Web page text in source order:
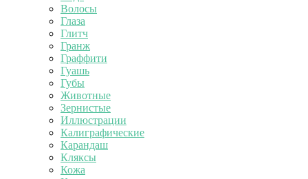
Волосы
Глаза
Глитч
Гранж
Граффити
Гуашь
Губы
Животные
Зернистые
Иллюстрации
Калиграфические
Карандаш
Кляксы
Кожа